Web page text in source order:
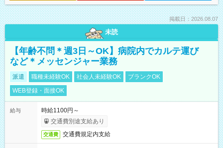
掲載日：2026.08.07
未読
【年齢不問＊週3日～OK】病院内でカルテ運び
など＊メッセンジャー業務
派遣 職種未経験OK 社会人未経験OK
ブランクOK
WEB登録・面接OK
給与
時給1100円～
交通費別途支給あり
交通費 交通費規定内支給